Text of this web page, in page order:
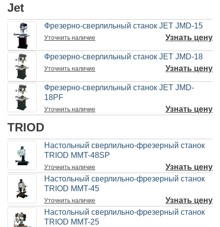
Jet
Фрезерно-сверлильный станок JET JMD-15
Уточнить наличие Узнать цену
Фрезерно-сверлильный станок JET JMD-18
Уточнить наличие Узнать цену
Фрезерно-сверлильный станок JET JMD-
18PF
Уточнить наличие Узнать цену
TRIOD
Настольный сверлильно-фрезерный станок
TRIOD MMT-48SP
Уточнить наличие
Узнать цену
Настольный сверлильно-фрезерный станок
TRIOD MMT-45
Уточнить наличие
Узнать цену
Настольный сверлильно-фрезерный станок
TRIOD MMT-25